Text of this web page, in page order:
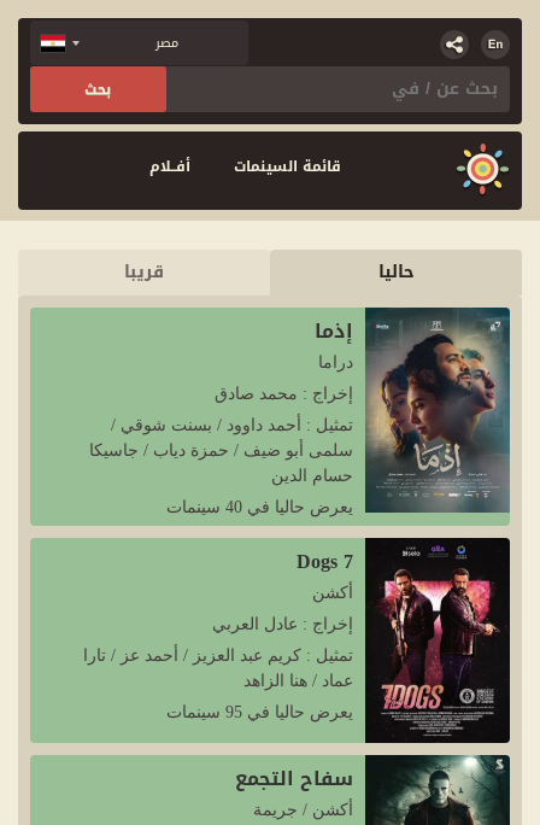
قائمة السينمات أفــلام
حاليا قريبا
إذما
دراما
إخراج : محمد صادق
تمثيل : أحمد داوود / بسنت شوقي /
سلمى أبو ضيف / حمزة دياب / جاسيكا
حسام الدين
يعرض حاليا في 40 سينمات
7 Dogs
أكشن
إخراج : عادل العربي
تمثيل : كريم عبد العزيز / أحمد عز / تارا
عماد / هنا الزاهد
يعرض حاليا في 95 سينمات
سفاح التجمع
أكشن / جريمة